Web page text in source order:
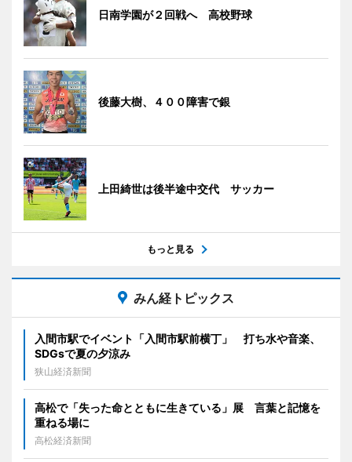
日南学園が２回戦へ 高校野球
後藤大樹、４００障害で銀
上田綺世は後半途中交代 サッカー
もっと見る
みん経トピックス
入間市駅でイベント「入間市駅前横丁」 打ち水や音楽、
SDGsで夏の夕涼み
狭山経済新聞
高松で「失った命とともに生きている」展 言葉と記憶を
重ねる場に
高松経済新聞